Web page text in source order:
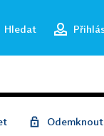
Hledat